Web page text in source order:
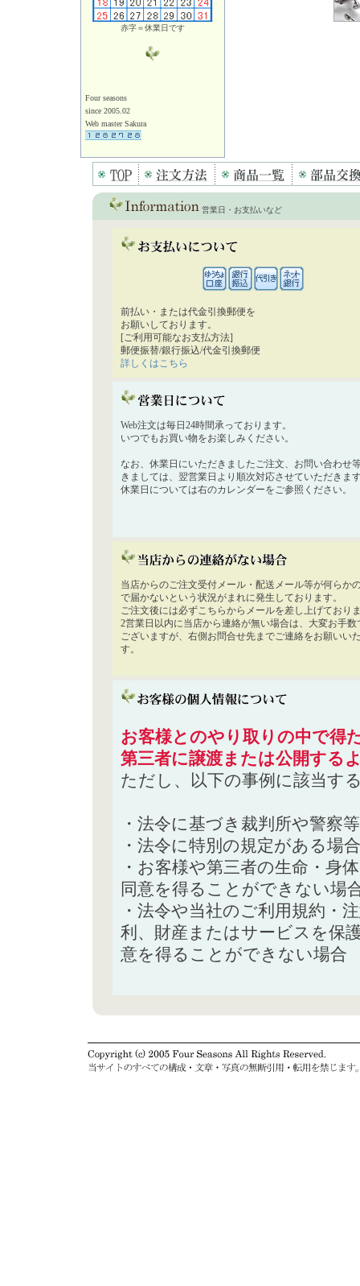
赤字＝休業日です
Four seasons
since 2005.02
Web master Sakura
営業日・お支払いなど
前払い・または代金引換郵便を
お願いしております。
[ご利用可能なお支払方法]
郵便振替/銀行振込/代金引換郵便
詳しくはこちら
Web注文は毎日24時間承っております。
いつでもお買い物をお楽しみください。
なお、休業日にいただきましたご注文、お問い合わせ
きましては、翌営業日より順次対応させていただきま
休業日については右のカレンダーをご参照ください。
当店からのご注文受付メール・配送メール等が何らか
で届かないという状況がまれに発生しております。
ご注文後には必ずこちらからメールを差し上げており
2営業日以内に当店から連絡が無い場合は、大変お手数
ございますが、右側お問合せ先までご連絡をお願いい
す。
お客様とのやり取りの中で得
第三者に譲渡または公開する
ただし、以下の事例に該当す
・法令に基づき裁判所や警察
・法令に特別の規定がある場合
・お客様や第三者の生命・身
同意を得ることができない場
・法令や当社のご利用規約・
利、財産またはサービスを保
意を得ることができない場合